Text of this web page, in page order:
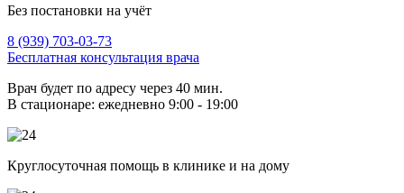
Без постановки на учёт
8 (939) 703-03-73
Бесплатная консультация врача
Врач будет по адресу через 40 мин.
В стационаре: ежедневно 9:00 - 19:00
Круглосуточная помощь в клинике и на дому